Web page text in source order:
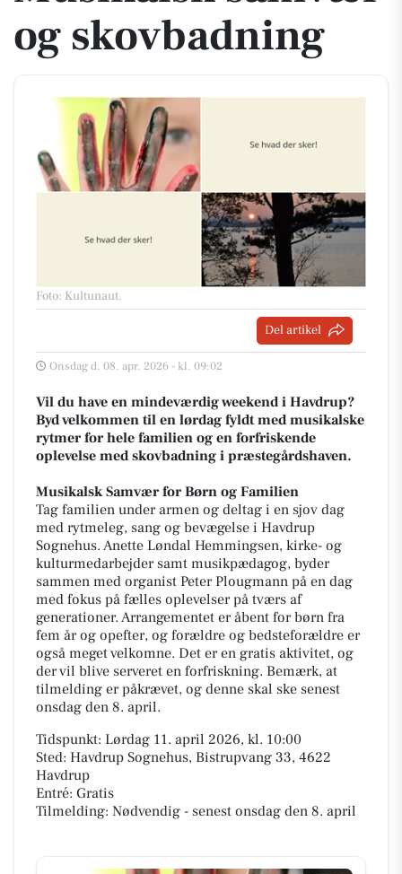
og skovbadning
Foto: Kultunaut.
Del artikel
Onsdag d. 08. apr. 2026 - kl. 09:02
Vil du have en mindeværdig weekend i Havdrup?
Byd velkommen til en lørdag fyldt med musikalske
rytmer for hele familien og en forfriskende
oplevelse med skovbadning i præstegårdshaven.
Musikalsk Samvær for Børn og Familien
Tag familien under armen og deltag i en sjov dag
med rytmeleg, sang og bevægelse i Havdrup
Sognehus. Anette Løndal Hemmingsen, kirke- og
kulturmedarbejder samt musikpædagog, byder
sammen med organist Peter Plougmann på en dag
med fokus på fælles oplevelser på tværs af
generationer. Arrangementet er åbent for børn fra
fem år og opefter, og forældre og bedsteforældre er
også meget velkomne. Det er en gratis aktivitet, og
der vil blive serveret en forfriskning. Bemærk, at
tilmelding er påkrævet, og denne skal ske senest
onsdag den 8. april.
Tidspunkt: Lørdag 11. april 2026, kl. 10:00
Sted: Havdrup Sognehus, Bistrupvang 33, 4622
Havdrup
Entré: Gratis
Tilmelding: Nødvendig - senest onsdag den 8. april